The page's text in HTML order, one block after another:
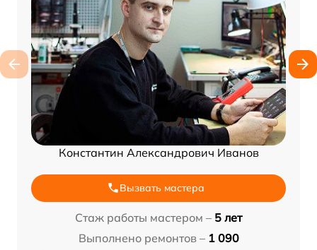
Константин Александрович Иванов
Вызвать мастера
Стаж работы мастером – 5 лет
Выполнено ремонтов – 1 090